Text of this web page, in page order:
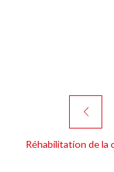
Réhabilitation de la